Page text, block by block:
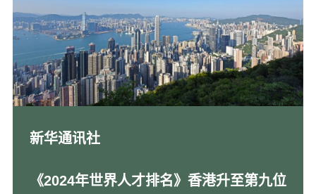
新华通讯社
《2024年世界人才排名》香港升至第九位